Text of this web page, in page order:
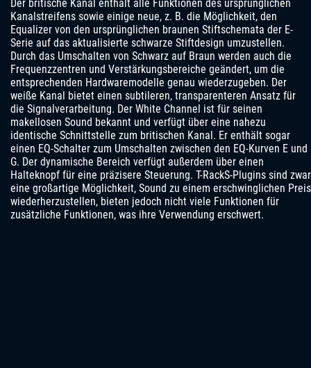
Der britische Kanal enthält alle Funktionen des ursprünglichen
Kanalstreifens sowie einige neue, z. B. die Möglichkeit, den
Equalizer von den ursprünglichen braunen Stiftschemata der E-
Serie auf das aktualisierte schwarze Stiftdesign umzustellen.
Durch das Umschalten von Schwarz auf Braun werden auch die
Frequenzzentren und Verstärkungsbereiche geändert, um die
entsprechenden Hardwaremodelle genau wiederzugeben. Der
weiße Kanal bietet einen subtileren, transparenteren Ansatz für
die Signalverarbeitung. Der White Channel ist für seinen
makellosen Sound bekannt und verfügt über eine nahezu
identische Schnittstelle zum britischen Kanal. Er enthält sogar
einen EQ-Schalter zum Umschalten zwischen den EQ-Kurven E und
G. Der dynamische Bereich verfügt außerdem über einen
Halteknopf für eine präzisere Steuerung. T-RackS-Plugins sind zwar
eine großartige Möglichkeit, Sound zu einem erschwinglichen Preis
wiederherzustellen, bieten jedoch nicht viele Funktionen für
zusätzliche Funktionen, was ihre Verwendung erschwert.